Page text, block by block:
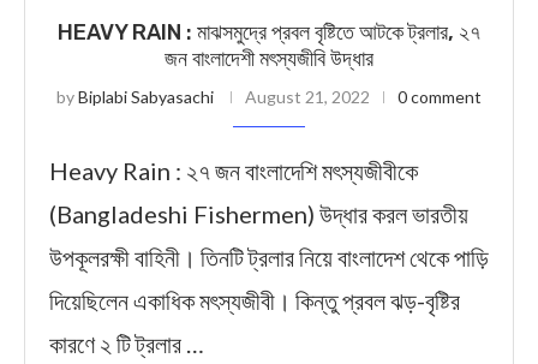
HEAVY RAIN : মাঝসমুদ্রে প্রবল বৃষ্টিতে আটকে ট্রলার, ২৭
জন বাংলাদেশী মৎস্যজীবি উদ্ধার
byBiplabi Sabyasachi August 21, 2022 0 comment
Heavy Rain : ২৭ জন বাংলাদেশি মৎস্যজীবীকে
(Bangladeshi Fishermen) উদ্ধার করল ভারতীয়
উপকূলরক্ষী বাহিনী। তিনটি ট্রলার নিয়ে বাংলাদেশ থেকে পাড়ি
দিয়েছিলেন একাধিক মৎস্যজীবী। কিন্তু প্রবল ঝড়-বৃষ্টির
কারণে ২ টি ট্রলার …